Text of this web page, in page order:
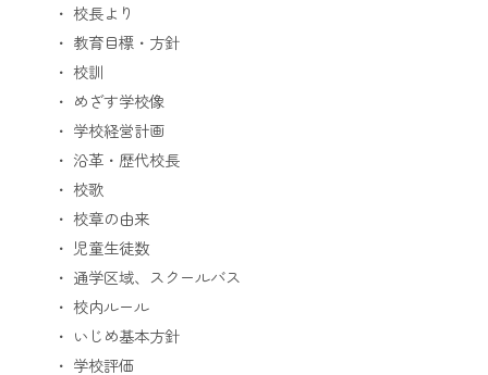
校長より
教育目標・方針
校訓
めざす学校像
学校経営計画
沿革・歴代校長
校歌
校章の由来
児童生徒数
通学区域、スクールバス
校内ルール
いじめ基本方針
学校評価